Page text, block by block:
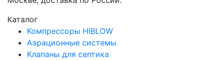
Каталог
Компрессоры HIBLOW
Аэрационные системы
Клапаны для септика